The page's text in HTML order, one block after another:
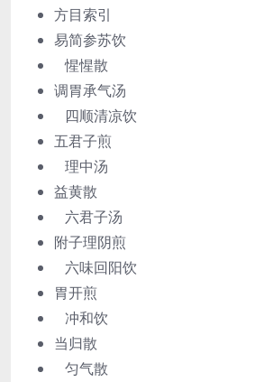
方目索引
易简参苏饮
惺惺散
调胃承气汤
四顺清凉饮
五君子煎
理中汤
益黄散
六君子汤
附子理阴煎
六味回阳饮
胃开煎
冲和饮
当归散
匀气散